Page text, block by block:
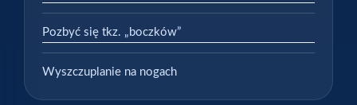
Pozbyć się tkz. „boczków”
Wyszczuplanie na nogach